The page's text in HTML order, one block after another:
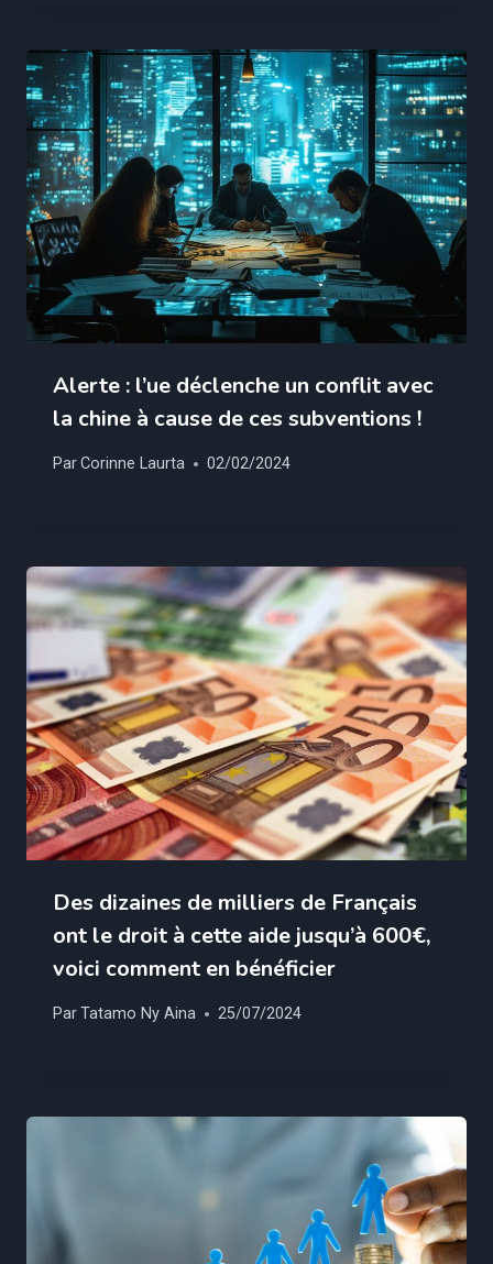
Alerte : l’ue déclenche un conflit avec
la chine à cause de ces subventions !
ParCorinne Laurta 02/02/2024
Des dizaines de milliers de Français
ont le droit à cette aide jusqu’à 600€,
voici comment en bénéficier
ParTatamo Ny Aina 25/07/2024